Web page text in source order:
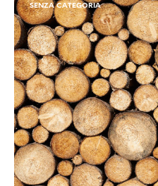
SENZA CATEGORIA